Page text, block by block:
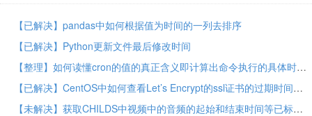
【已解决】pandas中如何根据值为时间的一列去排序
【已解决】Python更新文件最后修改时间
【整理】如何读懂cron的值的真正含义即计算出命令执行的具体时间
【已解决】CentOS中如何查看Let’s Encrypt的ssl证书的过期时间
【未解决】获取CHILDS中视频中的音频的起始和结束时间等已标注信息